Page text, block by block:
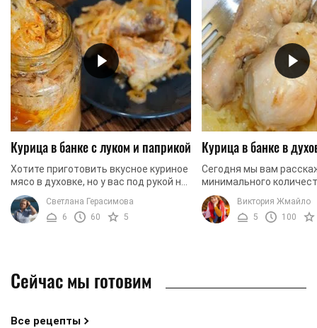
Курица в банке с луком и паприкой
Хотите приготовить вкусное куриное
мясо в духовке, но у вас под рукой не
нашлось рукава для запекания?
Хотите приготовить мясное блюдо,
не прилагая ...
Светлана Герасимова
6
60 5
Курица в банке в
Сегодня мы вам
минимального
ингредиентов за
короткое время
курицу в духовке. Для
Виктория Жмайло
5
100
Сейчас мы готовим
Все рецепты